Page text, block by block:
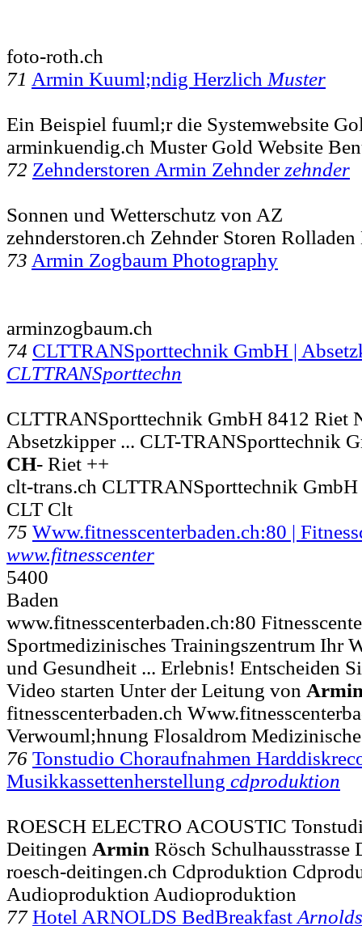
foto-roth.ch
71 Armin Kuuml;ndig Herzlich Muster
Ein Beispiel fuuml;r die Systemwebsite
arminkuendig.ch Muster Gold Website
72 Zehnderstoren Armin Zehnderzehnder
Sonnen und Wetterschutz von AZ
zehnderstoren.ch Zehnder Storen
73 Armin Zogbaum Photography
arminzogbaum.ch
74 CLTTRANSporttechnik GmbH |
CLTTRANSporttechn
CLTTRANSporttechnik GmbH 8412 Riet
Absetzkipper ... CLT-TRANSporttechnik
CH- Riet ++
clt-trans.ch CLTTRANSporttechnik
CLT Clt
75 Www.fitnesscenterbaden.ch:80 |
www.fitnesscenter
5400
Baden
www.fitnesscenterbaden.ch:80
Sportmedizinisches Trainingszentrum Ihr
und Gesundheit ... Erlebnis! Entscheiden
Video starten Unter der Leitung von
fitnesscenterbaden.ch
Verwouml;hnung Flosaldrom
76 Tonstudio Choraufnahmen
Musikkassettenherstellung cdproduktion
ROESCH ELECTRO ACOUSTIC
Deitingen Armin Rösch
roesch-deitingen.ch Cdproduktion
Audioproduktion Audioproduktion
77 Hotel ARNOLDS BedBreakfast Arnolds